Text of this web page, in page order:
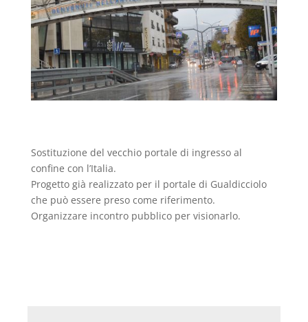
Sostituzione del vecchio portale di ingresso al
confine con l’Italia.
Progetto già realizzato per il portale di Gualdicciolo
che può essere preso come riferimento.
Organizzare incontro pubblico per visionarlo.